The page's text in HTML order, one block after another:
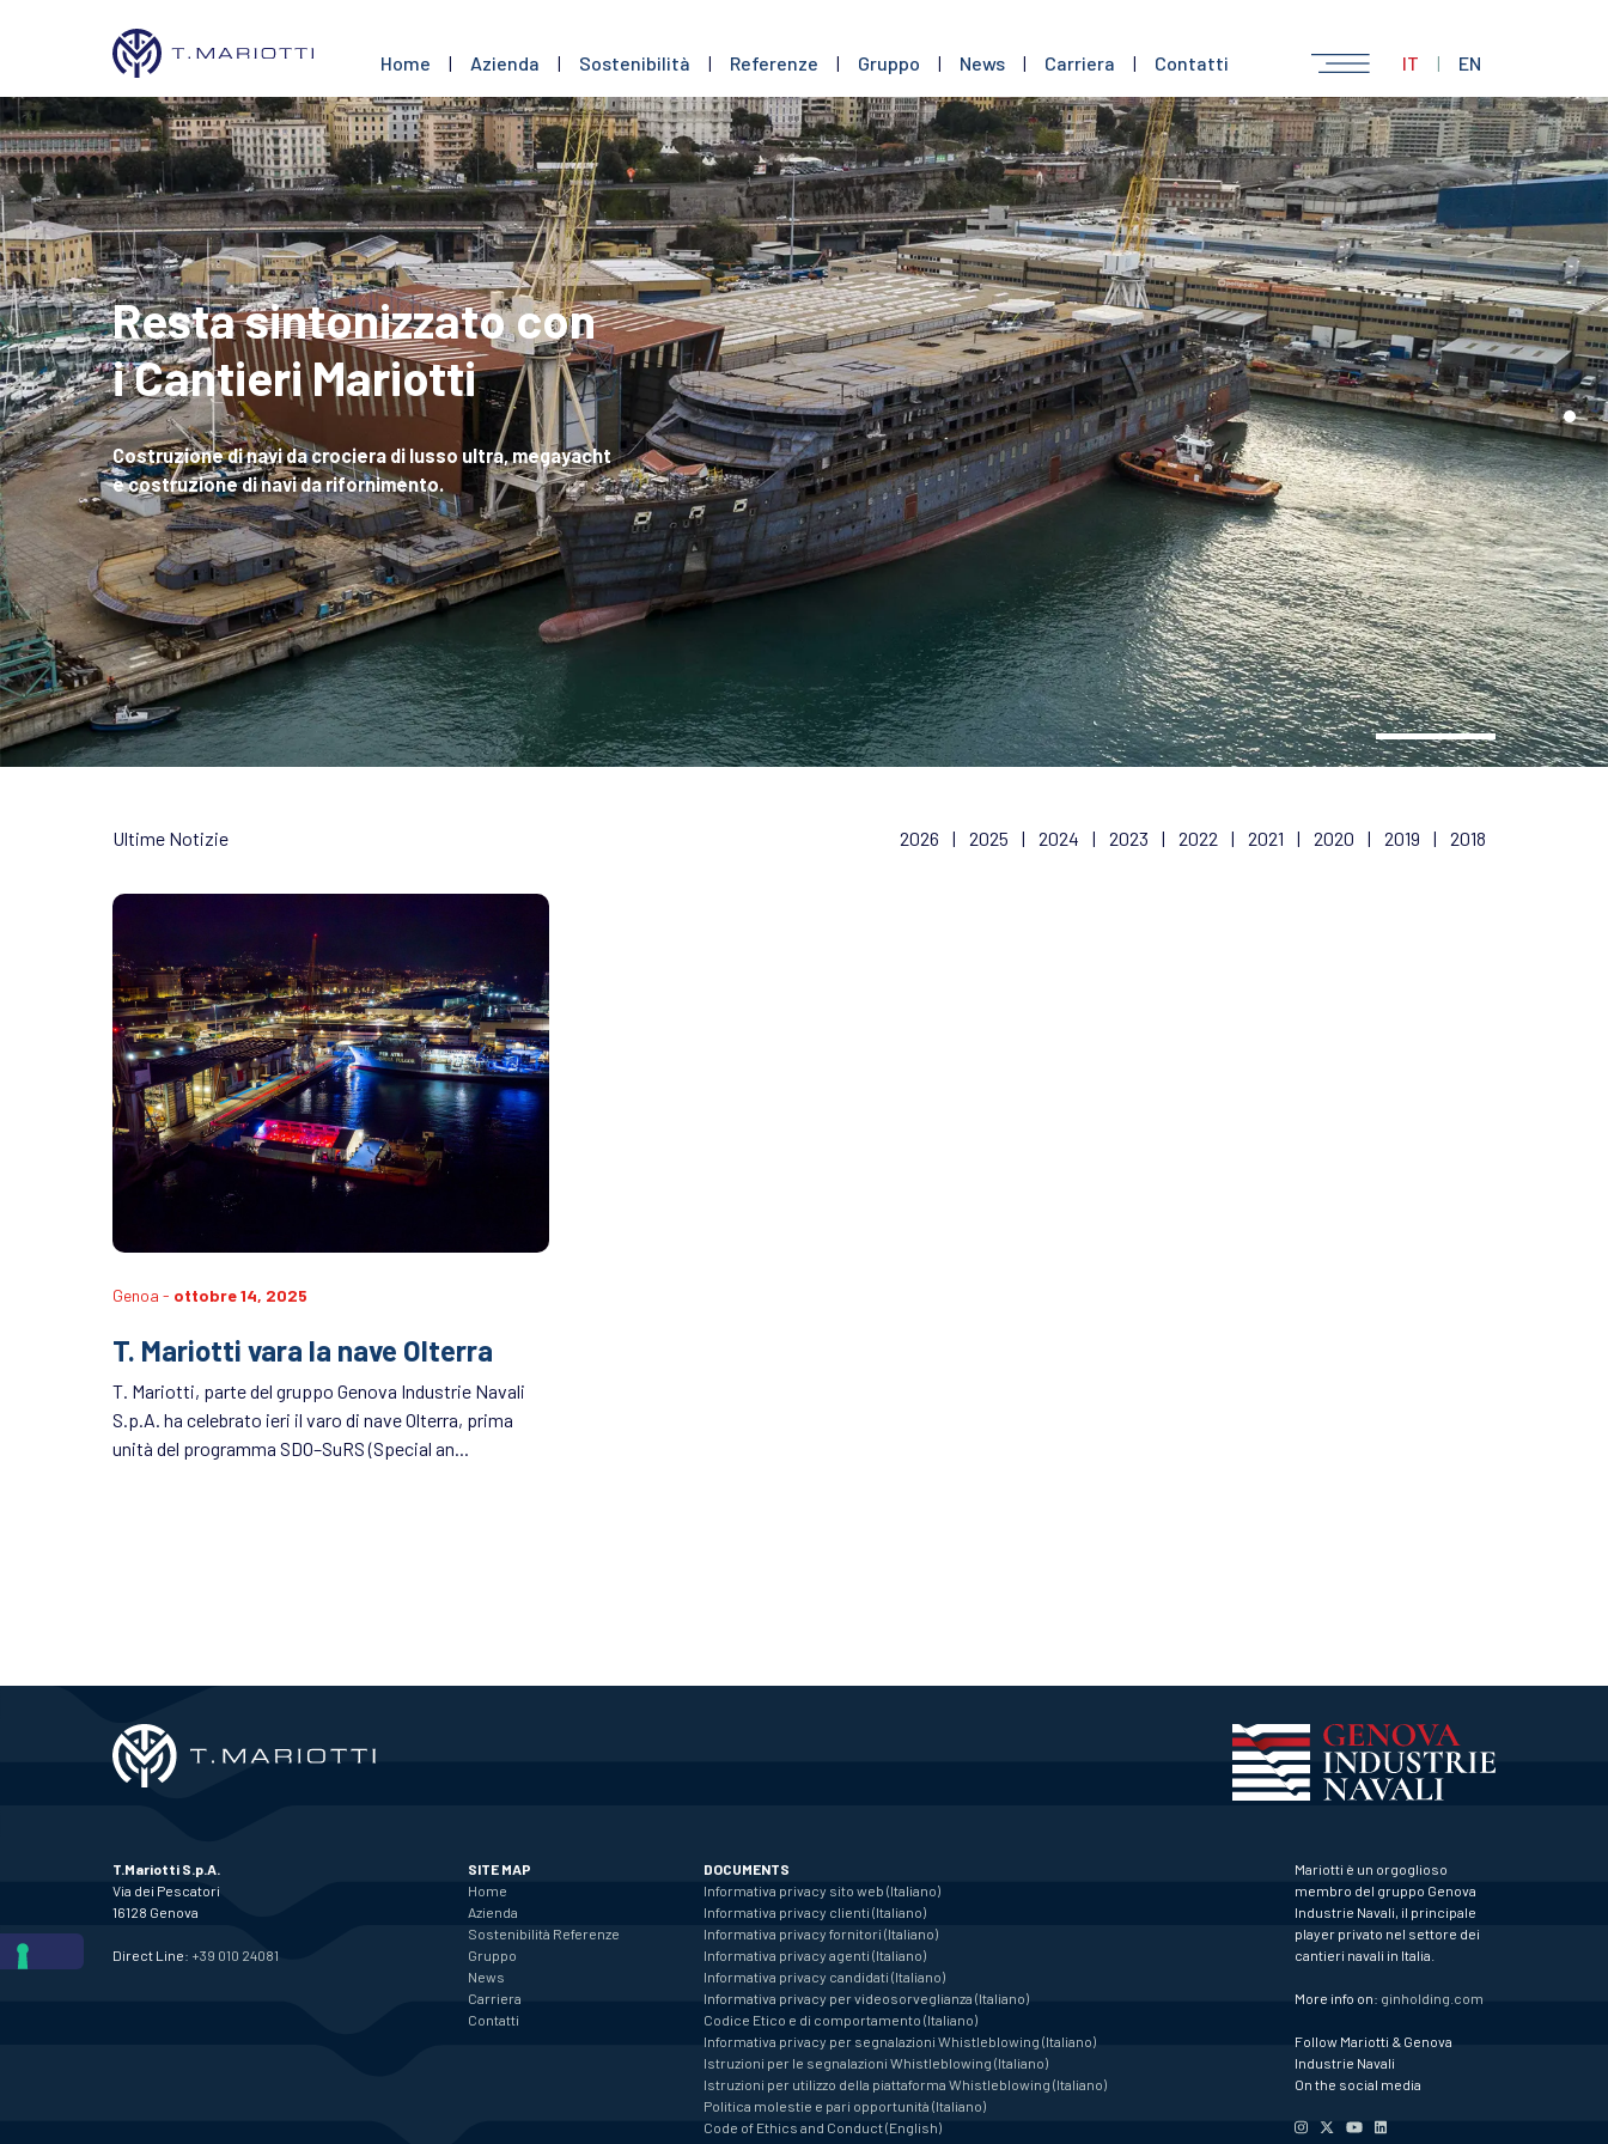
Home | Azienda | Sostenibilità | Referenze | Gruppo | News | Carriera | Contatti IT | EN
Resta sintonizzato con
i Cantieri Mariotti
Costruzione di navi da crociera di lusso ultra, megayacht
e costruzione di navi da rifornimento.
Ultime Notizie 2026 | 2025 | 2024 | 2023 | 2022 | 2021 | 2020 | 2019 | 2018
Genoa - ottobre 14, 2025
T. Mariotti vara la nave Olterra
T. Mariotti, parte del gruppo Genova Industrie Navali
S.p.A. ha celebrato ieri il varo di nave Olterra, prima
unità del programma SDO–SuRS (Special an...
T.Mariotti S.p.A.
Via dei Pescatori
16128 Genova
Direct Line: +39 010 24081
SITE MAP
Home
Azienda
Sostenibilità Referenze
Gruppo
News
Carriera
Contatti
DOCUMENTS
Informativa privacy sito web (Italiano)
Informativa privacy clienti (Italiano)
Informativa privacy fornitori (Italiano)
Informativa privacy agenti (Italiano)
Informativa privacy candidati (Italiano)
Informativa privacy per videosorveglianza (Italiano)
Codice Etico e di comportamento (Italiano)
Informativa privacy per segnalazioni Whistleblowing (Italiano)
Istruzioni per le segnalazioni Whistleblowing (Italiano)
Istruzioni per utilizzo della piattaforma Whistleblowing (Italiano)
Politica molestie e pari opportunità (Italiano)
Code of Ethics and Conduct (English)
Mariotti è un orgoglioso
membro del gruppo Genova
Industrie Navali, il principale
player privato nel settore dei
cantieri navali in Italia.
More info on: ginholding.com
Follow Mariotti & Genova
Industrie Navali
On the social media